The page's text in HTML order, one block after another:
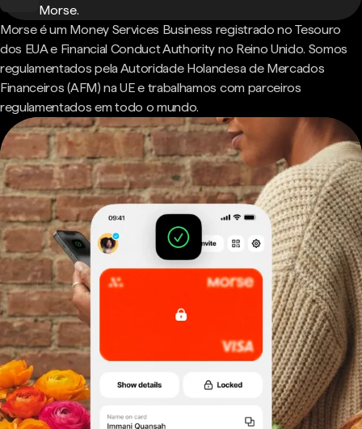
Morse.
Morse é um Money Services Business registrado no Tesouro
dos EUA e Financial Conduct Authority no Reino Unido. Somos
regulamentados pela Autoridade Holandesa de Mercados
Financeiros (AFM) na UE e trabalhamos com parceiros
regulamentados em todo o mundo.